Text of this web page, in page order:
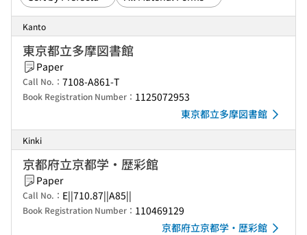
Kanto
東京都立多摩図書館
Paper
Call No.： 7108-A861-T
Book Registration Number： 1125072953
東京都立多摩図書館
Kinki
京都府立京都学・歴彩館
Paper
Call No.： E||710.87||A85||
Book Registration Number： 110469129
京都府立京都学・歴彩館